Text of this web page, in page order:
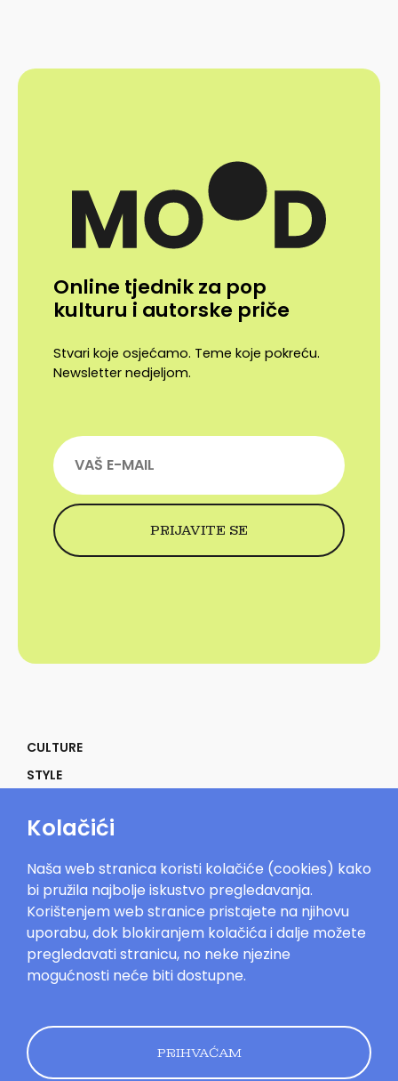
Online tjednik za pop
kulturu i autorske priče
Stvari koje osjećamo. Teme koje pokreću.
Newsletter nedjeljom.
CULTURE
STYLE
POWER
IN THE MOOD
Mood.hr©2023. Sva prava zadržana.
korištenja
Politika kolačića
Pravila
privatnosti
Dizajn by
Kolačići
Naša web stranica koristi kolačiće (cookies) kako
bi pružila najbolje iskustvo pregledavanja.
Korištenjem web stranice pristajete na njihovu
uporabu, dok blokiranjem kolačića i dalje možete
pregledavati stranicu, no neke njezine
mogućnosti neće biti dostupne.
PRIHVAĆAM